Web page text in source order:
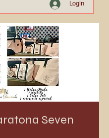
Login
Seven